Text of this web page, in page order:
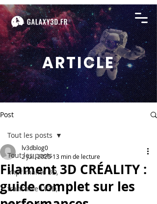
ARTICLE
Post
Tout les posts
imprimante 3D,
franchise LV3D,
Tout les posts
Filament 3D CRÉALITY :
guide complet sur les
lv3dblog0
2 juil. 2025 13 min de lecture